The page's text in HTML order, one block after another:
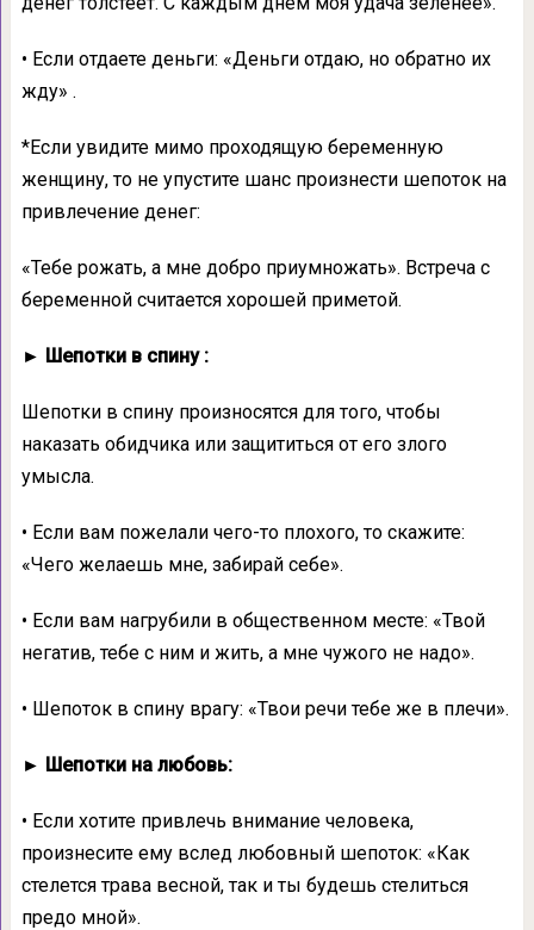
• Если отдаете деньги: «Деньги отдаю, но обратно их
жду» .
*Если увидите мимо проходящую беременную
женщину, то не упустите шанс произнести шепоток на
привлечение денег:
«Тебе рожать, а мне добро приумножать». Встреча с
беременной считается хорошей приметой.
► Шепотки в спину :
Шепотки в спину произносятся для того, чтобы
наказать обидчика или защититься от его злого
умысла.
• Если вам пожелали чего-то плохого, то скажите:
«Чего желаешь мне, забирай себе».
• Если вам нагрубили в общественном месте: «Твой
негатив, тебе с ним и жить, а мне чужого не надо».
• Шепоток в спину врагу: «Твои речи тебе же в плечи».
► Шепотки на любовь:
• Если хотите привлечь внимание человека,
произнесите ему вслед любовный шепоток: «Как
стелется трава весной, так и ты будешь стелиться
предо мной».